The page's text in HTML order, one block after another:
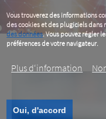
Vous trouverez des informations
des cookies et des plugiciels dans
des données. Vous pouvez régler
préférences de votre navigateur.
Plus d‘information
Oui, d'accord